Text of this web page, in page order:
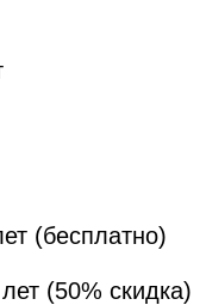
(бесплатно)
(50% скидка)